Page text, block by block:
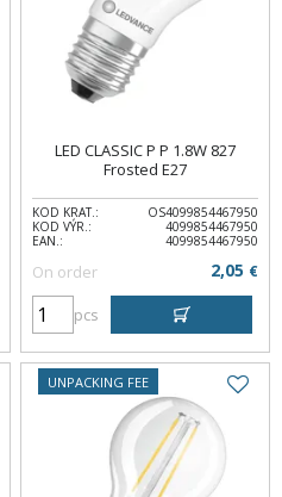
LED CLASSIC P P 1.8W 827
Frosted E27
KOD KRAT.:
OS4099854467950
KOD VÝR.:
4099854467950
EAN.:
4099854467950
On order 2,05 €
pcs
UNPACKING FEE